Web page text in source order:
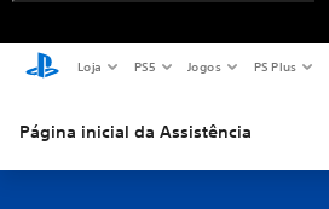
Loja PS5 Jogos PS Plus
Página inicial da Assistência